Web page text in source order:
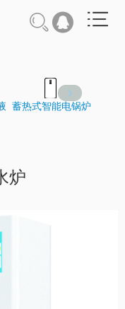
蓄热式智能电锅炉
炉